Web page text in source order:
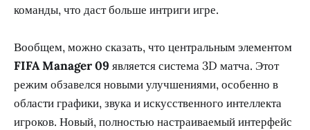
команды, что даст больше интриги игре.
Вообщем, можно сказать, что центральным элементом
FIFA Manager 09 является система 3D матча. Этот
режим обзавелся новыми улучшениями, особенно в
области графики, звука и искусственного интеллекта
игроков. Новый, полностью настраиваемый интерфейс